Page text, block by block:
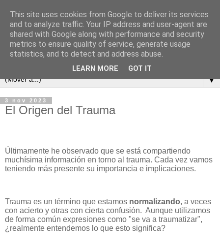
▼
3 nov 2023
El Origen del Trauma
Últimamente he observado que se está compartiendo
muchísima información en torno al trauma. Cada vez vamos
teniendo más presente su importancia e implicaciones.
Trauma es un término que estamos normalizando, a veces
con acierto y otras con cierta confusión. Aunque utilizamos
de forma común expresiones como "se va a traumatizar",
¿realmente entendemos lo que esto significa?
This site uses cookies from Google to deliver its services
and to analyze traffic. Your IP address and user-agent are
shared with Google along with performance and security
metrics to ensure quality of service, generate usage
statistics, and to detect and address abuse.
LEARN MORE GOT IT